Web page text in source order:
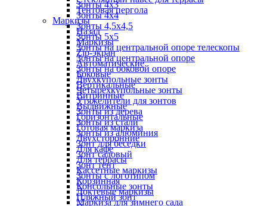
Зонты 4х3
Зонты 4х4
Зонты 4,5х4,5
Зонты 5х5
Зонты на центральной опоре телескопы
Зонты на центральной опоре
Зонты на боковой опоре
Двухкупольные зонты
Четырехкупольные зонты
Утяжелители для зонтов
Зонты из дерева
Зонты из стали
Зонты из алюминия
Зонт для беседки
Зонт садовый
Зонт тент
Зонты с логотипом
Консольные зонты
Пляжный зонт
Тентовая пергола
Маркизы
Назад
Маркизы
Zip-экран
Автоматические
Боковые
Вертикальные
Витринные
Выдвижные
Горизонтальные
Готовая маркиза
Двухсторонние
Для кафе
Для террасы
Кассетные маркизы
Корзинная
Локтевые маркизы
Маркиза для зимнего сада